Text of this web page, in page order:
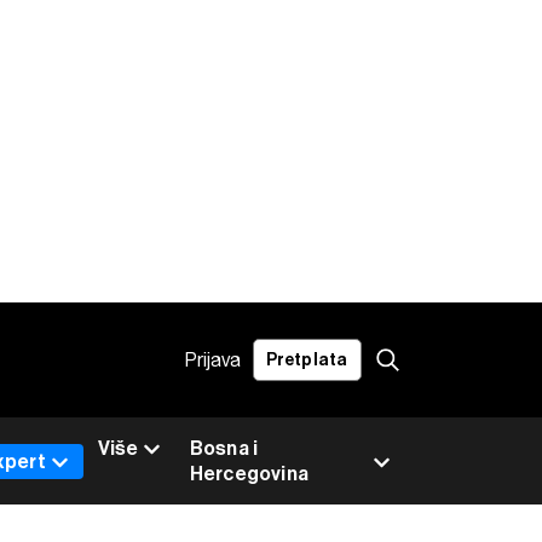
Prijava Pretplata
Bosna i
Hercegovina
Više